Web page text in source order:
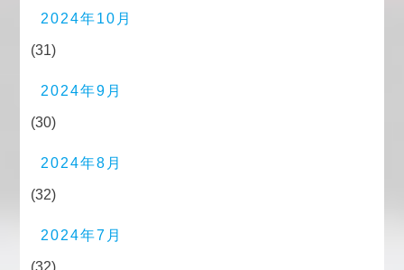
2024年10月
(31)
2024年9月
(30)
2024年8月
(32)
2024年7月
(32)